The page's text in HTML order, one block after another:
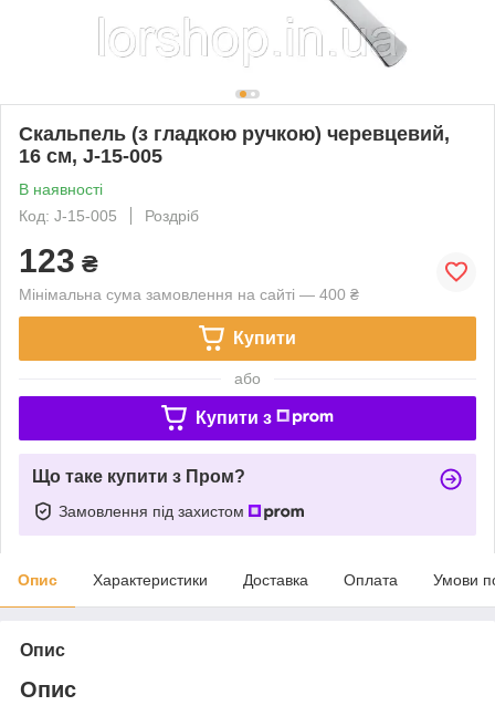
Скальпель (з гладкою ручкою) черевцевий,
16 см, J-15-005
В наявності
Код: J-15-005
Роздріб
123 ₴
Мінімальна сума замовлення на сайті — 400 ₴
Купити
або
Купити з
Що таке купити з Пром?
Замовлення під захистом
Опис Характеристики Доставка Оплата Умови
Опис
Опис